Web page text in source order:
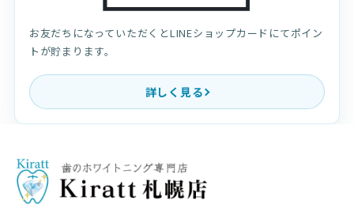
お友だちになっていただくとLINEショップカードにてポイン
トが貯まります。
詳しく見る